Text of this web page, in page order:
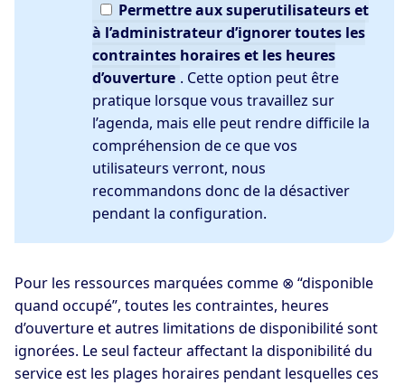
Permettreaux superutilisateurs et
à l’administrateur d’ignorer toutes les
contraintes horaires et les heures
d’ouverture . Cette option peut être
pratique lorsque vous travaillez sur
l’agenda, mais elle peut rendre difficile la
compréhension de ce que vos
utilisateurs verront, nous
recommandons donc de la désactiver
pendant la configuration.
Pour les ressources marquées comme ⊗ “disponible
quand occupé”, toutes les contraintes, heures
d’ouverture et autres limitations de disponibilité sont
ignorées. Le seul facteur affectant la disponibilité du
service est les plages horaires pendant lesquelles ces